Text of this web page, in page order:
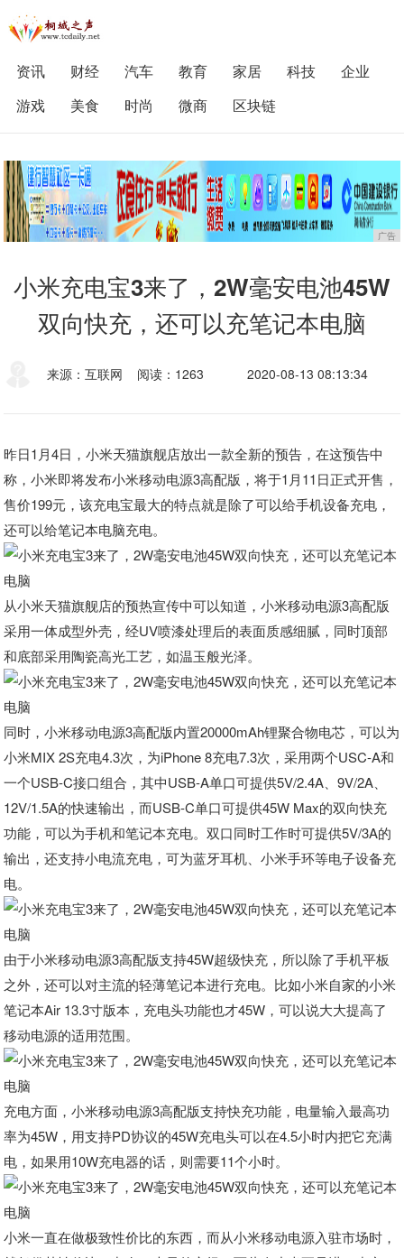
资讯 财经 汽车 教育 家居 科技
企业
游戏
美食 时尚 微商 区块链
广告
小米充电宝3来了，2W毫安电池45W
双向快充，还可以充笔记本电脑
来源：互联网 阅读：1263 2020-08-13 08:13:34
昨日1月4日，小米天猫旗舰店放出一款全新的预告，在这预告中
称，小米即将发布小米移动电源3高配版，将于1月11日正式开售，
售价199元，该充电宝最大的特点就是除了可以给手机设备充电，
还可以给笔记本电脑充电。
从小米天猫旗舰店的预热宣传中可以知道，小米移动电源3高配版
采用一体成型外壳，经UV喷漆处理后的表面质感细腻，同时顶部
和底部采用陶瓷高光工艺，如温玉般光泽。
同时，小米移动电源3高配版内置20000mAh锂聚合物电芯，可以为
小米MIX 2S充电4.3次，为iPhone 8充电7.3次，采用两个USC-A和
一个USB-C接口组合，其中USB-A单口可提供5V/2.4A、9V/2A、
12V/1.5A的快速输出，而USB-C单口可提供45W Max的双向快充
功能，可以为手机和笔记本充电。双口同时工作时可提供5V/3A的
输出，还支持小电流充电，可为蓝牙耳机、小米手环等电子设备充
电。
由于小米移动电源3高配版支持45W超级快充，所以除了手机平板
之外，还可以对主流的轻薄笔记本进行充电。比如小米自家的小米
笔记本Air 13.3寸版本，充电头功能也才45W，可以说大大提高了
移动电源的适用范围。
充电方面，小米移动电源3高配版支持快充功能，电量输入最高功
率为45W，用支持PD协议的45W充电头可以在4.5小时内把它充满
电，如果用10W充电器的话，则需要11个小时。
小米一直在做极致性价比的东西，而从小米移动电源入驻市场时，